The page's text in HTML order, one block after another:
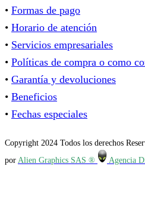
• Formas de pago
• Horario de atención
• Servicios empresariales
• Políticas de compra o como
• Garantía y devoluciones
• Beneficios
• Fechas especiales
Copyright 2024 Todos los derechos
por Alien Graphics SAS ® Agencia